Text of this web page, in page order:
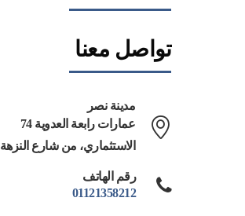
تواصل معنا
مدينة نصر
74 عمارات رابعة العدوية
الاستثماري، من شارع النزهة
رقم الهاتف
01121358212